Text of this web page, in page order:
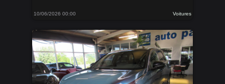
10/06/2026 00:00 Voitures